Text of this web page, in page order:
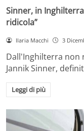
Sinner, in
ridicola”
Ilaria Macchi 3
Dall'Inghilterra non
Jannik Sinner,
Leggi di più